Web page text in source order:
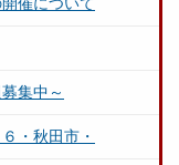
集中～
・秋田市・